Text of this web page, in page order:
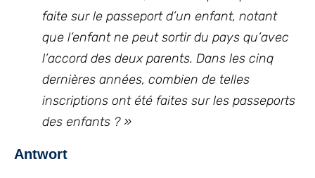
faite sur le passeport d’un enfant, notant
que l’enfant ne peut sortir du pays qu’avec
l’accord des deux parents. Dans les cinq
dernières années, combien de telles
inscriptions ont été faites sur les passeports
des enfants ? »
Antwort